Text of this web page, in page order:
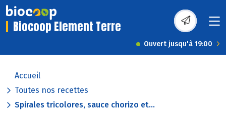
Biocoop Element Terre
Ouvert jusqu'à 19:00
Accueil
Toutes nos recettes
Spirales tricolores, sauce chorizo et...